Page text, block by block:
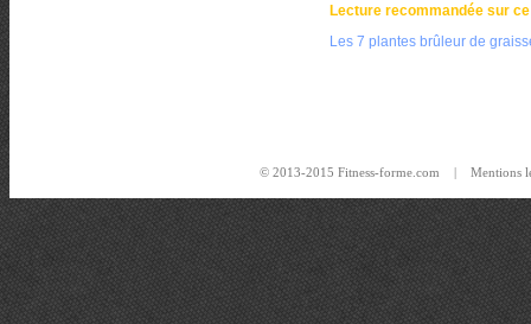
Lecture recommandée sur
Les 7 plantes brûleur de
© 2013-2015 Fitness-forme.com | Mentions